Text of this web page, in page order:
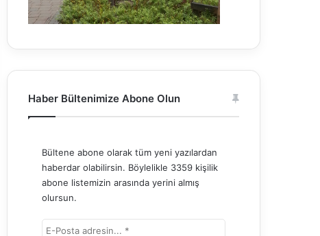
Haber Bültenimize Abone Olun
Bültene abone olarak tüm yeni yazılardan
haberdar olabilirsin. Böylelikle 3359 kişilik
abone listemizin arasında yerini almış
olursun.